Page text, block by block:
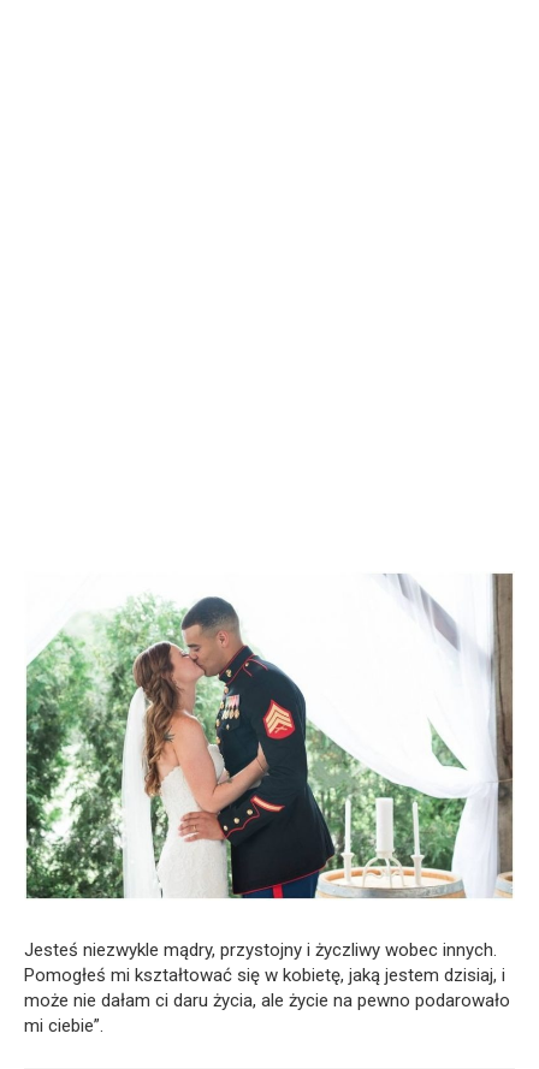
Jesteś niezwykle mądry, przystojny i życzliwy wobec innych.
Pomogłeś mi kształtować się w kobietę, jaką jestem dzisiaj, i
może nie dałam ci daru życia, ale życie na pewno podarowało
mi ciebie”.